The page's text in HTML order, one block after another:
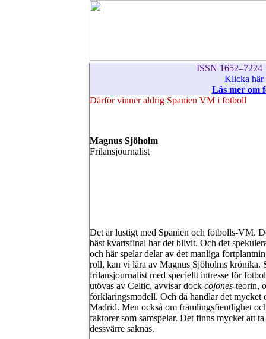
ISSN
Klicka här
Läs mer om
Därför vinner aldrig Spanien VM i fotboll
Magnus Sjöholm
Frilansjournalist
Det är lustigt med Spanien och fotbolls-VM.
bäst kvartsfinal har det blivit. Och det
och här spelar delar av det manliga
roll, kan vi lära av Magnus Sjöholms krönika.
frilansjournalist med speciellt intresse för
utövas av Celtic, avvisar dock cojones-teorin,
förklaringsmodell. Och då handlar det mycket
Madrid. Men också om främlingsfientlighet
faktorer som samspelar. Det finns mycket att
dessvärre saknas.